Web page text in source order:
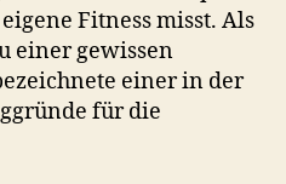
Fitness misst. Als
einer gewissen
einer in der
für die